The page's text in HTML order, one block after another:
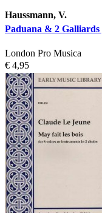
Haussmann, V.
Paduana & 2
London Pro Musica
€ 4,95